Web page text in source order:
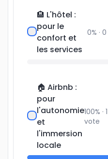
🏨 L'hôtel :
pour le
confort et
les services
0% · 0
🏠 Airbnb :
pour
l'autonomie
et
l'immersion
locale
100% · 1
vote